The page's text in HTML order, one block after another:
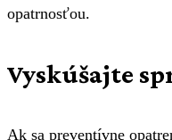
opatrnosťou.
Vyskúšajte
Ak sa preventívne